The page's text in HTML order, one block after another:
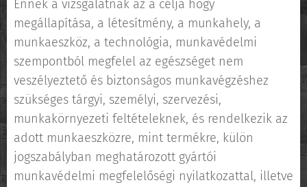
Ennek a vizsgálatnak az a célja hogy
megállapítása, a létesítmény, a munkahely, a
munkaeszköz, a technológia, munkavédelmi
szempontból megfelel az egészséget nem
veszélyeztető és biztonságos munkavégzéshez
szükséges tárgyi, személyi, szervezési,
munkakörnyezeti feltételeknek, és rendelkezik az
adott munkaeszközre, mint termékre, külön
jogszabályban meghatározott gyártói
munkavédelmi megfelelőségi nyilatkozattal, illetve